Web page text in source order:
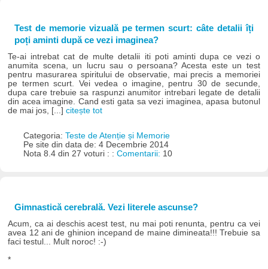
Test de memorie vizuală pe termen scurt: câte detalii îți
poți aminti după ce vezi imaginea?
Te-ai intrebat cat de multe detalii iti poti aminti dupa ce vezi o
anumita scena, un lucru sau o persoana? Acesta este un test
pentru masurarea spiritului de observatie, mai precis a memoriei
pe termen scurt. Vei vedea o imagine, pentru 30 de secunde,
dupa care trebuie sa raspunzi anumitor intrebari legate de detalii
din acea imagine. Cand esti gata sa vezi imaginea, apasa butonul
de mai jos, [...]citește tot
Categoria: Teste de Atenție și Memorie
Pe site din data de: 4 Decembrie 2014
Nota 8.4 din 27 voturi : : Comentarii: 10
Gimnastică cerebrală. Vezi literele ascunse?
Acum, ca ai deschis acest test, nu mai poti renunta, pentru ca vei
avea 12 ani de ghinion incepand de maine dimineata!!! Trebuie sa
faci testul... Mult noroc! :-)
*